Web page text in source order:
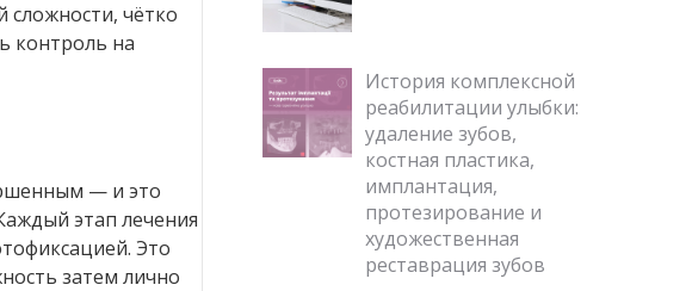
сложности, чётко
контроль на
— и это
этап лечения
Это
затем лично
История комплексной
реабилитации улыбки:
удаление зубов,
костная пластика,
имплантация,
протезирование и
художественная
реставрация зубов